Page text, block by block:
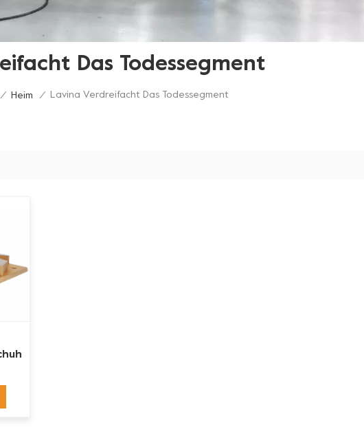
Das Todessegment
/ Heim / Lavina Verdreifacht Das Todessegment